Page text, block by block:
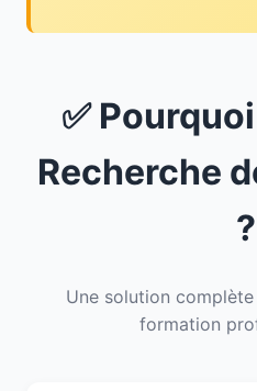
✅
Recherche
?
Une solution
formation